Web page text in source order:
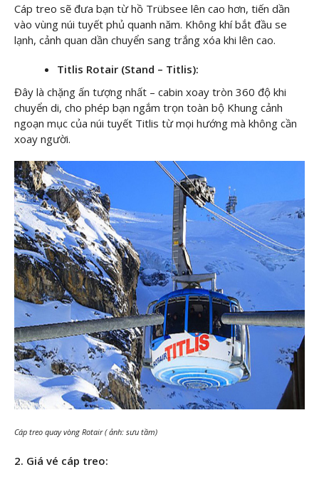
Cáp treo sẽ đưa bạn từ hồ Trübsee lên cao hơn, tiến dần
vào vùng núi tuyết phủ quanh năm. Không khí bắt đầu se
lạnh, cảnh quan dần chuyển sang trắng xóa khi lên cao.
Titlis Rotair (Stand – Titlis):
Đây là chặng ấn tượng nhất – cabin xoay tròn 360 độ khi
chuyển di, cho phép bạn ngắm trọn toàn bộ Khung cảnh
ngoạn mục của núi tuyết Titlis từ mọi hướng mà không cần
xoay người.
Cáp treo quay vòng Rotair ( ảnh: sưu tầm)
2. Giá vé cáp treo: